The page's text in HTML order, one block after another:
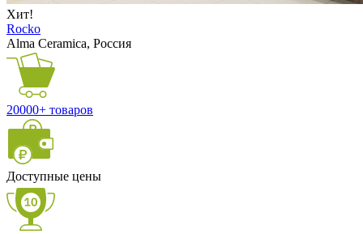
Хит!
Rocko
Alma Ceramica, Россия
20000+ товаров
Доступные цены